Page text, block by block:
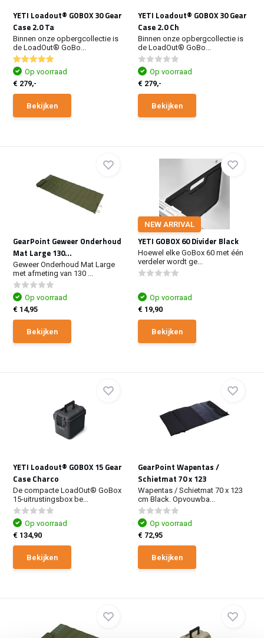
YETI Loadout® GOBOX 30 Gear
Case 2.0 Ta
Binnen onze opbergcollectie is
de LoadOut® GoBo...
Op voorraad
€ 279,-
Bekijken
YETI Loadout® GOBOX 30 Gear
Case 2.0 Ch
Binnen onze opbergcollectie is
de LoadOut® GoBo...
Op voorraad
€ 279,-
Bekijken
GearPoint Geweer Onderhoud
Mat Large 130...
Geweer Onderhoud Mat Large
met afmeting van 130 ...
Op voorraad
€ 14,95
Bekijken
NEW ARRIVAL
YETI GOBOX 60 Divider Black
Hoewel elke GoBox 60 met één
verdeler wordt ge...
Op voorraad
€ 19,90
Bekijken
YETI Loadout® GOBOX 15 Gear
Case Charco
De compacte LoadOut® GoBox
15-uitrustingsbox be...
Op voorraad
€ 134,90
Bekijken
GearPoint Wapentas /
Schietmat 70 x 123
Wapentas / Schietmat 70 x 123
cm Black. Opvouwba...
Op voorraad
€ 72,95
Bekijken